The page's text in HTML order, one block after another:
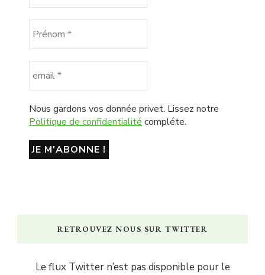
Nous gardons vos donnée privet. Lissez notre
Politique de confidentialité compléte.
RETROUVEZ NOUS SUR TWITTER
Le flux Twitter n’est pas disponible pour le